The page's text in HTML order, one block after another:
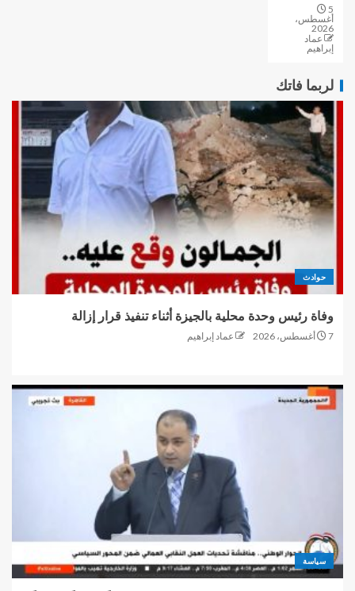
5
أغسطس،
2026
عماد
إبراهيم
لربما فاتك
حوادث
وفاة رئيس وحدة محلية بالجيزة أثناء تنفيذ قرار إزالة
7 أغسطس، 2026 عماد إبراهيم
سياسة